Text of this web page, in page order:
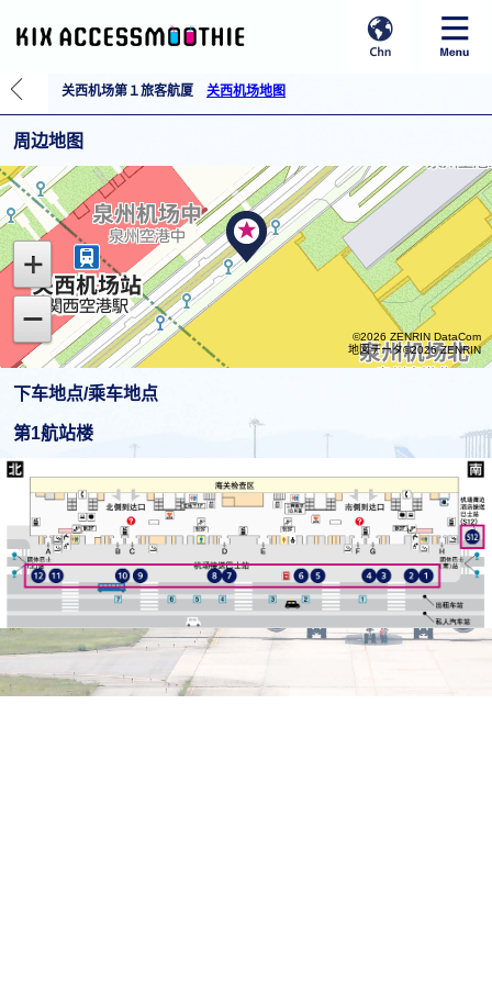
关西机场第１旅客航厦 关西机场地图
周边地图
©2026 ZENRIN DataCom
地図データ©2026 ZENRIN
下车地点/乘车地点
第1航站楼